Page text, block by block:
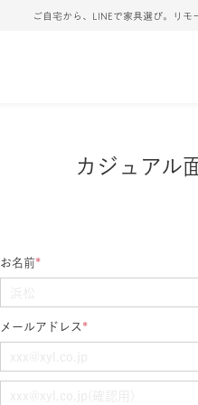
ご自宅から、LINEで家具選び。リモ
カジュアル
お名前*
メールアドレス *